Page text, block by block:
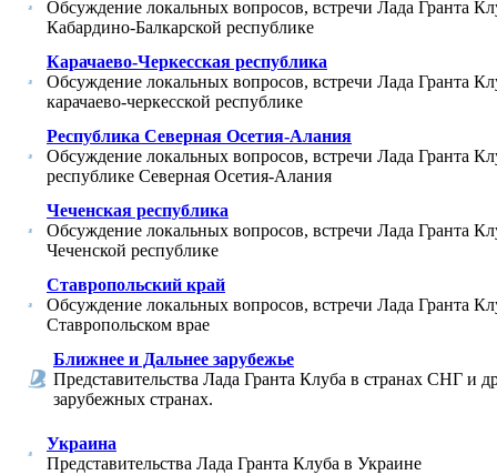
Обсуждение локальных вопросов, встречи Лада Гранта
Кабардино-Балкарской республике
Карачаево-Черкесская республика
Обсуждение локальных вопросов, встречи Лада Гранта
карачаево-черкесской республике
Республика Северная Осетия-Алания
Обсуждение локальных вопросов, встречи Лада Гранта
республике Северная Осетия-Алания
Чеченская республика
Обсуждение локальных вопросов, встречи Лада Гранта
Чеченской республике
Ставропольский край
Обсуждение локальных вопросов, встречи Лада Гранта
Ставропольском врае
Ближнее и Дальнее зарубежье
Представительства Лада Гранта Клуба в странах СНГ и
зарубежных странах.
Украина
Представительства Лада Гранта Клуба в Украине